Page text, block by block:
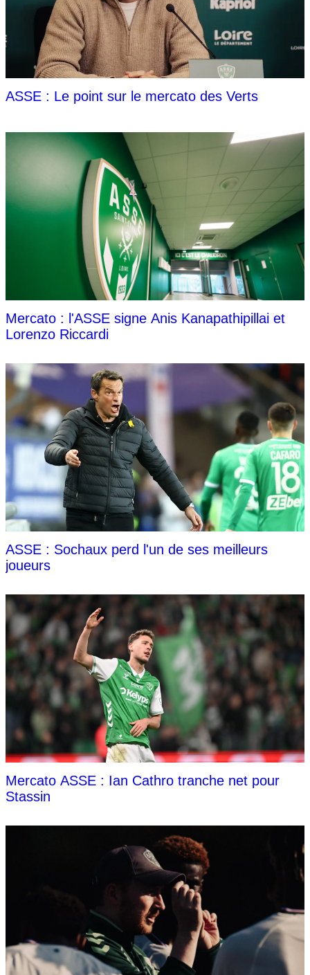
ASSE : Le point sur le mercato des Verts
Mercato : l'ASSE signe Anis Kanapathipillai et
Lorenzo Riccardi
ASSE : Sochaux perd l'un de ses meilleurs
joueurs
Mercato ASSE : Ian Cathro tranche net pour
Stassin